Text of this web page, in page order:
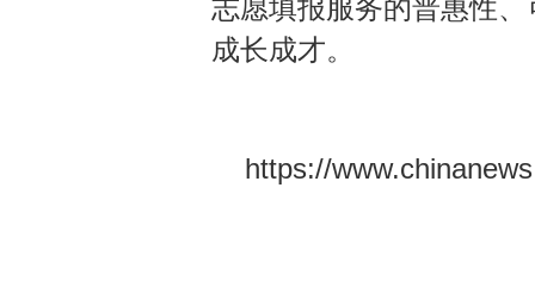
志愿填报服务的普惠性
成长成才。
https://